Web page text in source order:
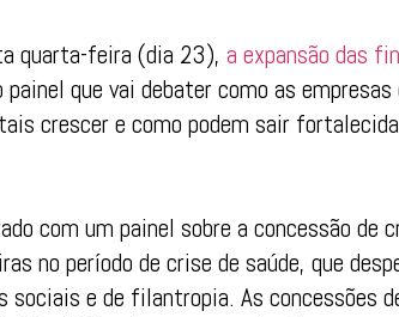
quarta-feira (dia 23), a expansão das
que vai debater como as
crescer e como podem sair
com um painel sobre a concessão de
no período de crise de saúde, que
sociais e de filantropia. As concessões